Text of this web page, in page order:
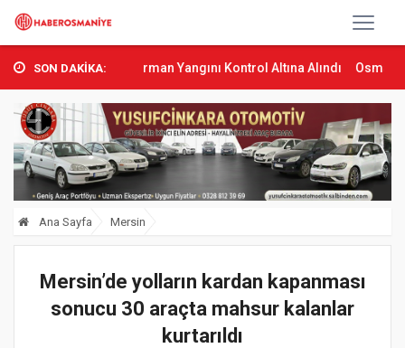
SON DAKİKA:
Sumbas’ta Orman Yangını Kontrol Altına Alındı Osmaniye’de Tren
Ana Sayfa Mersin
Mersin’de yolların kardan kapanması
sonucu 30 araçta mahsur kalanlar
kurtarıldı